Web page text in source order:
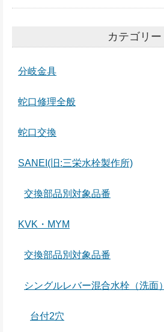
カテゴリー
分岐金具
蛇口修理全般
蛇口交換
SANEI(旧:三栄水栓製作所)
交換部品別対象品番
KVK・MYM
交換部品別対象品番
シングルレバー混合水栓（洗面）
台付2穴